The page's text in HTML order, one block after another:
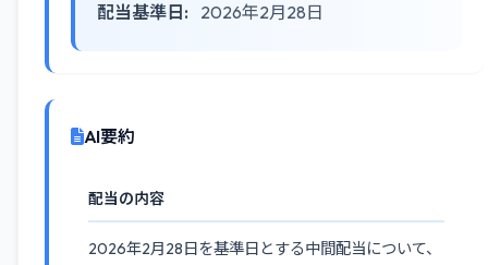
配当基準日:
2026年2月28日
AI要約
配当の内容
2026年2月28日を基準日とする中間配当について、